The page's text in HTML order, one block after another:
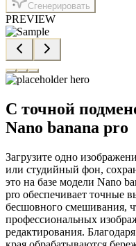
Сгенерировать
PREVIEW
С точной
Nano banana pro
Загрузите одно
или студийный фон,
это на базе модели Nano
pro обеспечивает точные
бесшовного смешивания,
профессиональных
редактирования.